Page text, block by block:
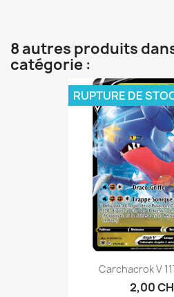
8 autres produits
catégorie :
Carchacrok V
2,00
RUPTURE DE